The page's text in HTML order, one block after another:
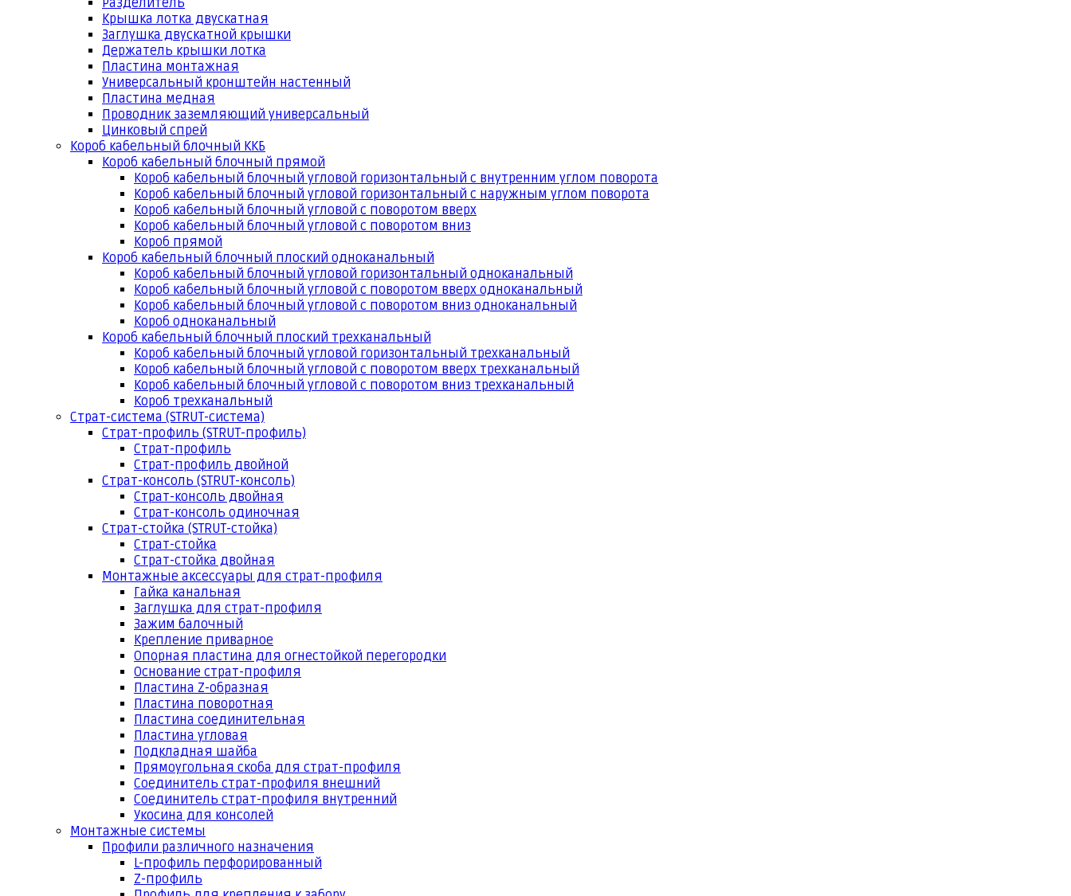
Разделитель
Крышка лотка двускатная
Заглушка двускатной крышки
Держатель крышки лотка
Пластина монтажная
Универсальный кронштейн настенный
Пластина медная
Проводник заземляющий универсальный
Цинковый спрей
Короб кабельный блочный ККБ
Короб кабельный блочный прямой
Короб кабельный блочный угловой горизонтальный с внутренним углом поворота
Короб кабельный блочный угловой горизонтальный с наружным углом поворота
Короб кабельный блочный угловой с поворотом вверх
Короб кабельный блочный угловой с поворотом вниз
Короб прямой
Короб кабельный блочный плоский одноканальный
Короб кабельный блочный угловой горизонтальный одноканальный
Короб кабельный блочный угловой с поворотом вверх одноканальный
Короб кабельный блочный угловой с поворотом вниз одноканальный
Короб одноканальный
Короб кабельный блочный плоский трехканальный
Короб кабельный блочный угловой горизонтальный трехканальный
Короб кабельный блочный угловой с поворотом вверх трехканальный
Короб кабельный блочный угловой с поворотом вниз трехканальный
Короб трехканальный
Страт-система (STRUT-система)
Страт-профиль (STRUT-профиль)
Страт-профиль
Страт-профиль двойной
Страт-консоль (STRUT-консоль)
Страт-консоль двойная
Страт-консоль одиночная
Страт-стойка (STRUT-стойка)
Страт-стойка
Страт-стойка двойная
Монтажные аксессуары для страт-профиля
Гайка канальная
Заглушка для страт-профиля
Зажим балочный
Крепление приварное
Опорная пластина для огнестойкой перегородки
Основание страт-профиля
Пластина Z-образная
Пластина поворотная
Пластина соединительная
Пластина угловая
Подкладная шайба
Прямоугольная скоба для страт-профиля
Соединитель страт-профиля внешний
Соединитель страт-профиля внутренний
Укосина для консолей
Монтажные системы
Профили различного назначения
L-профиль перфорированный
Z-профиль